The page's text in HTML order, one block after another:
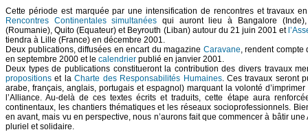
Cette période est marquée par une intensification de rencontres et travaux
Rencontres Continentales simultanées qui auront lieu à Bangalore
(Roumanie), Quito (Equateur) et Beyrouth (Liban) autour du 21 juin 2001 et
tiendra à Lille (France) en décembre 2001.
Deux publications, diffusées en encart du magazine Caravane , rendent
en septembre 2000 et le calendrier publié en janvier 2001.
Deux types de publications constitueront la contribution des divers travaux
propositions et laCharte des Responsabilités Humaines. Ces travaux seront
arabe, français, anglais, portugais et espagnol) marquant la volonté
l’Alliance. Au-delà de ces textes écrits et traduits, cette étape aura
continentaux, les chantiers thématiques et les réseaux socioprofessionnels.
en avant, mais vu en perspective, nous n’aurons fait que commencer à bâtir
pluriel et solidaire.